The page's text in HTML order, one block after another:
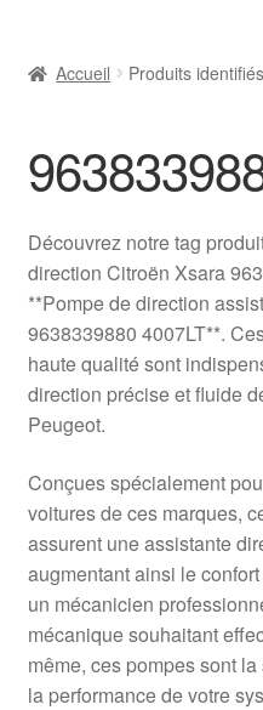
Livraison
Livraison internationale
Mon compte
Paiements
Panier
Plainte
Politique de confidentialité
Procédure de Réclamation
Termes et conditions
Accueil Produits
Découvrez notre tag
direction Citroën Xsara
**Pompe de direction
9638339880 4007LT**.
haute qualité sont
direction précise et fluide
Peugeot.
Conçues spécialement
voitures de ces marques,
assurent une assistante
augmentant ainsi le
un mécanicien
mécanique souhaitant
même, ces pompes sont
la performance de votre